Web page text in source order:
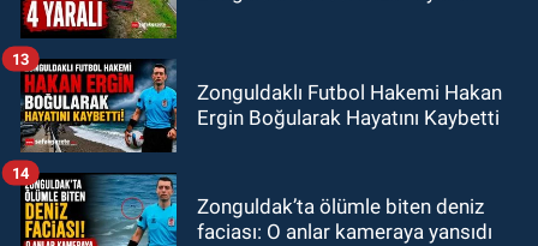
Zonguldaklı Futbol Hakemi Hakan
Ergin Boğularak Hayatını Kaybetti
13
Zonguldak’ta ölümle biten deniz
faciası: O anlar kameraya yansıdı
14